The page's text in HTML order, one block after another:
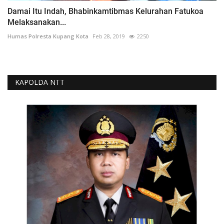
Damai Itu Indah, Bhabinkamtibmas Kelurahan Fatukoa
Melaksanakan...
Humas Polresta Kupang Kota Feb 28, 2019 2250
KAPOLDA NTT